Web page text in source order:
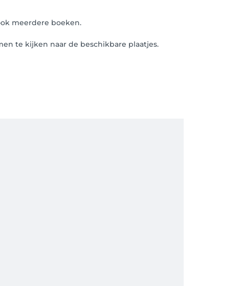
meerdere boeken.
te kijken naar de beschikbare plaatjes.